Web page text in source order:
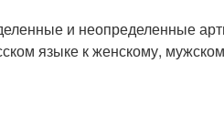
и неопределенные
языке к женскому,